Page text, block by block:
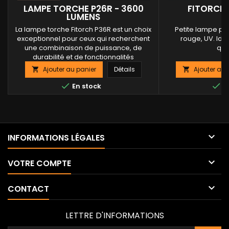
LAMPE TORCHE P26R - 3600
LUMENS
La lampe torche Fitorch P36R est un choix
exceptionnel pour ceux qui recherchent
une combinaison de puissance, de
durabilité et de fonctionnalités
avancées.Que ce soit pour des aventures
en plein air, des missions de sécurité ou
un usage domestique, la P36R offre une
performance lumineuse inégalée et une
 Ajouter au panier Détails
 En stock
FITORCH
Petite lampe
rouge, UV.
 Ajouter au

INFORMATIONS LÉGALES 
VOTRE COMPTE 
CONTACT 
LETTRE D'INFORMATIONS